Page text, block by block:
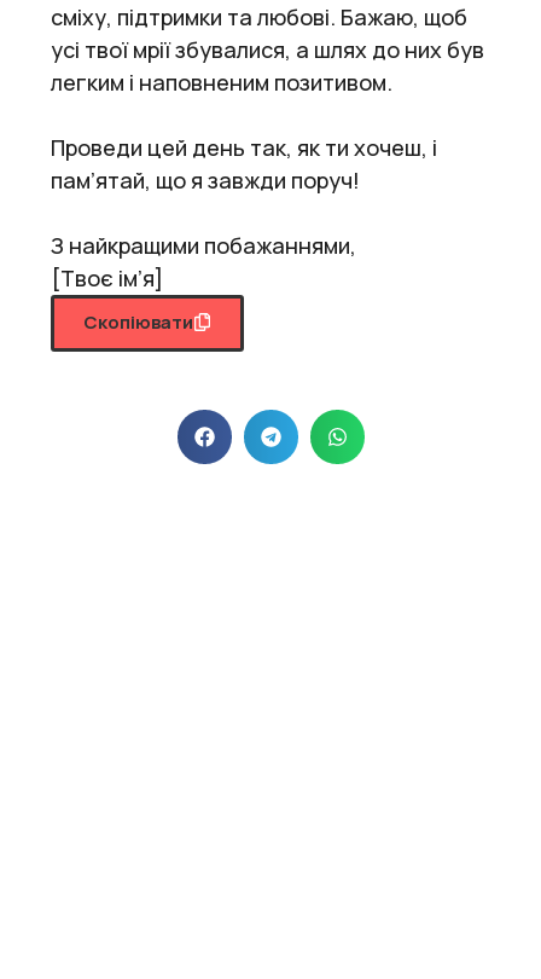
сміху, підтримки та любові. Бажаю, щоб
усі твої мрії збувалися, а шлях до них був
легким і наповненим позитивом.
Проведи цей день так, як ти хочеш, і
пам’ятай, що я завжди поруч!
З найкращими побажаннями,
[Твоє ім’я]
Скопіювати